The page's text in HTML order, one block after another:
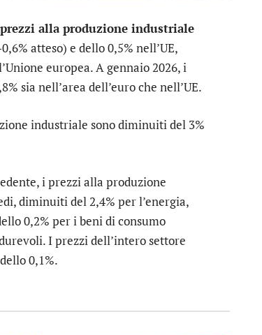
prezzi alla produzione industriale
atteso) e dello 0,5% nell’UE,
europea. A gennaio 2026, i
sia nell’area dell’euro che nell’UE.
industriale sono diminuiti del 3%
i prezzi alla produzione
diminuiti del 2,4% per l’energia,
0,2% per i beni di consumo
I prezzi dell’intero settore
0,1%.